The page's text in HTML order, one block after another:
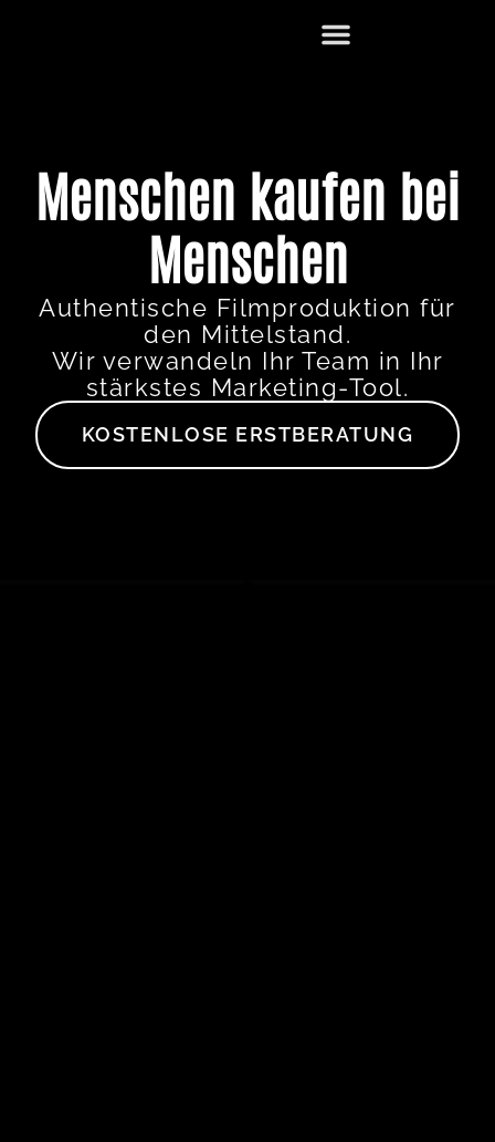
Menschen kaufen bei
Menschen
Authentische Filmproduktion für
den Mittelstand.
Wir verwandeln Ihr Team in Ihr
stärkstes Marketing-Tool.
KOSTENLOSE ERSTBERATUNG